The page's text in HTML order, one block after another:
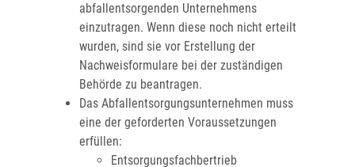
abfallentsorgenden Unternehmens
einzutragen. Wenn diese noch nicht erteilt
wurden, sind sie vor Erstellung der
Nachweisformulare bei der zuständigen
Behörde zu beantragen.
Das Abfallentsorgungsunternehmen muss
eine der geforderten Voraussetzungen
erfüllen:
Entsorgungsfachbertrieb